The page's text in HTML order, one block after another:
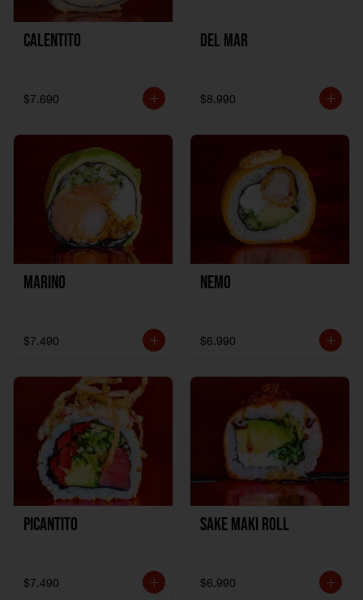
Calentito
$7.690
Del Mar
$8.990
Marino
$7.490
Nemo
$6.990
Picantito
$7.490
Sake Maki Roll
$6.990